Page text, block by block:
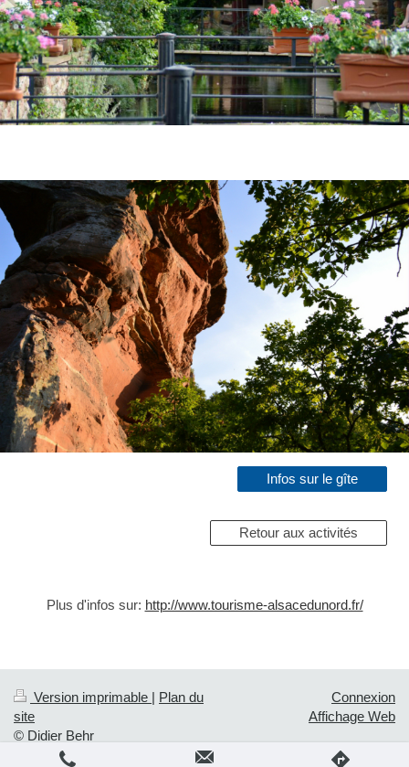
Infos sur le gîte
Retour aux activités
Plus d'infos sur: http://www.tourisme-alsacedunord.fr/
Version imprimable | Plan du
site
© Didier Behr
Connexion
Affichage Web